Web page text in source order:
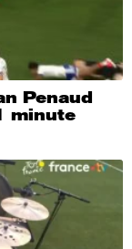
Penaud
minute